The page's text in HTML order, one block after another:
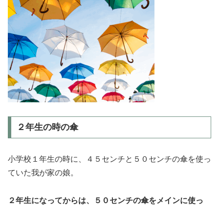
２年生の時の傘
小学校１年生の時に、４５センチと５０センチの傘を使っ
ていた我が家の娘。
２年生になってからは、５０センチの傘をメインに使っ